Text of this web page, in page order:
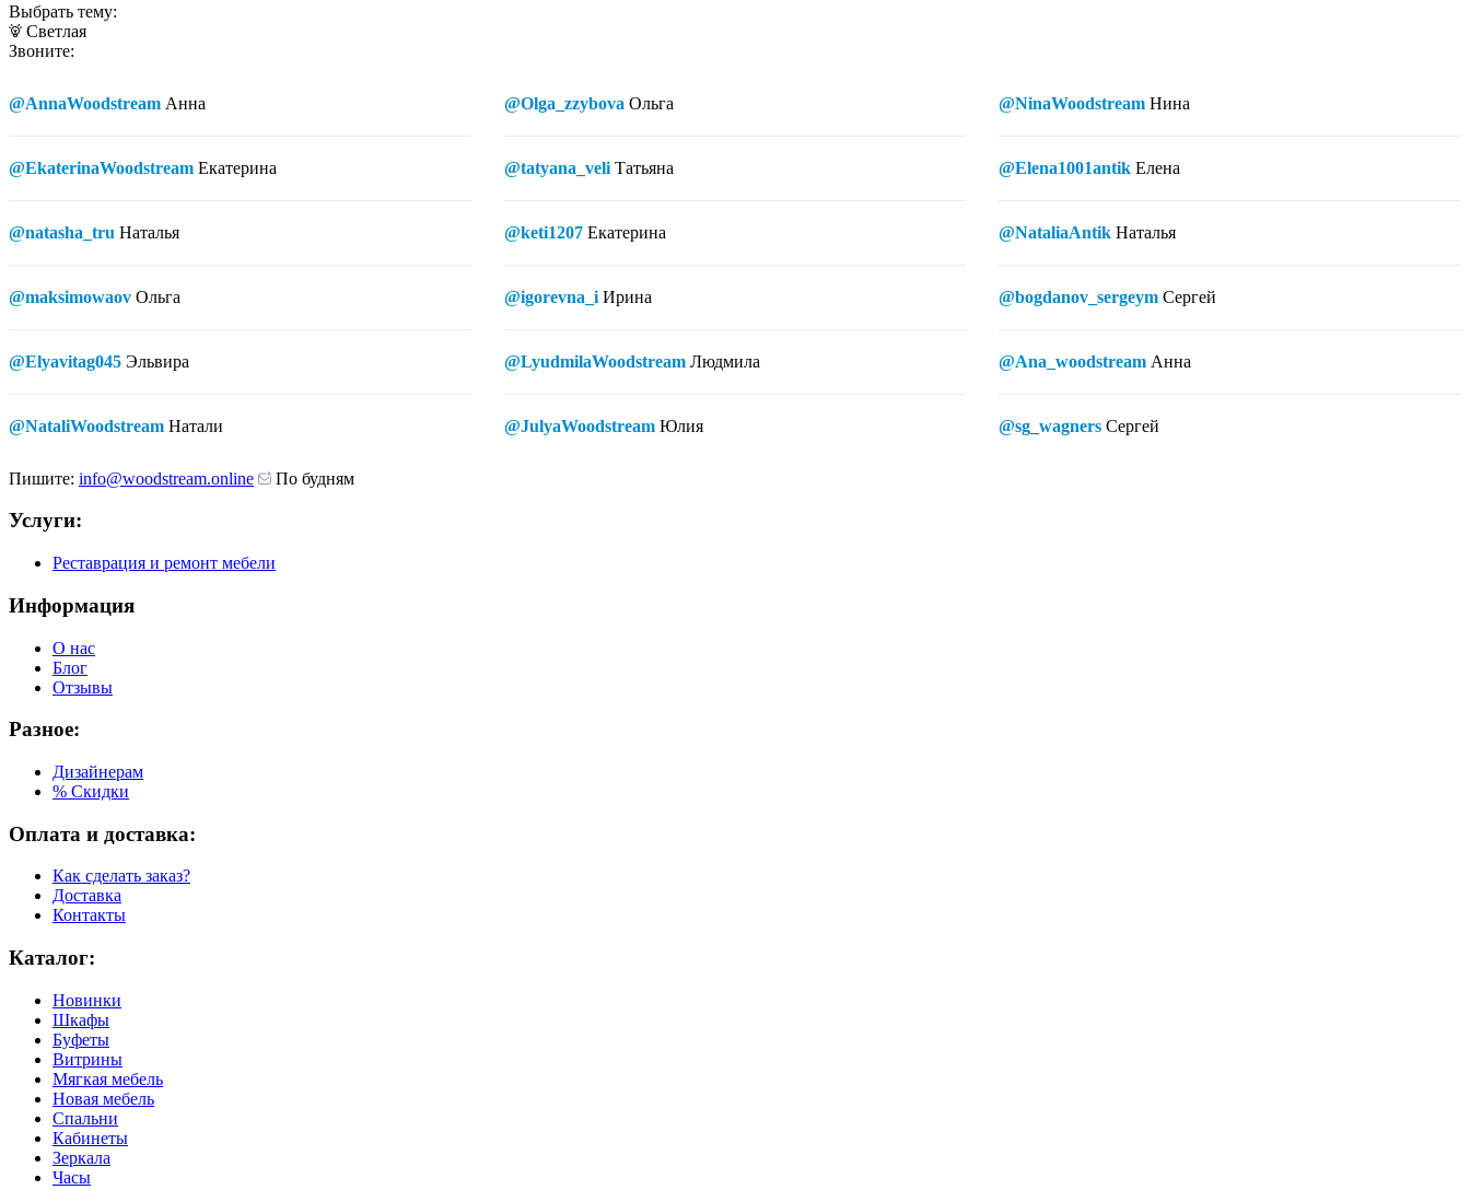
Выбрать тему:
Светлая
Звоните:
@AnnaWoodstream Анна
@EkaterinaWoodstream Екатерина
@natasha_tru Наталья
@maksimowaov Ольга
@Elyavitag045 Эльвира
@NataliWoodstream Натали
@Olga_zzybova Ольга
@tatyana_veli Татьяна
@keti1207 Екатерина
@igorevna_i Ирина
@LyudmilaWoodstream Людмила
@JulyaWoodstream Юлия
@NinaWoodstream Нина
@Elena1001antik Елена
@NataliaAntik Наталья
@bogdanov_sergeym Сергей
@Ana_woodstream Анна
@sg_wagners Сергей
Пишите: info@woodstream.online По будням
Услуги:
Реставрация и ремонт мебели
Информация
О нас
Блог
Отзывы
Разное:
Дизайнерам
% Скидки
Оплата и доставка:
Как сделать заказ?
Доставка
Контакты
Каталог:
Новинки
Шкафы
Буфеты
Витрины
Мягкая мебель
Новая мебель
Спальни
Кабинеты
Зеркала
Часы